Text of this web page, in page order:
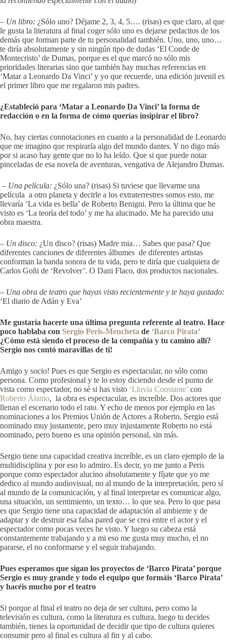
– Un libro: ¿Sólo uno? Déjame 2, 3, 4, 5…. (risas) es que claro, al que
le gusta la literatura al final coger sólo uno es dejarse pedacitos de los
demás que forman parte de tu personalidad también. Uno, uno, uno…
te diría absolutamente y sin ningún tipo de dudas ‘El Conde de
Montecristo’ de Dumas, porque es el que marcó no sólo mis
prioridades literarias sino que también hay muchas referencias en
‘Matar a Leonardo Da Vinci’ y yo que recuerde, una edición juvenil es
el primer libro que me regalaron mis padres.
¿Estableció para ‘Matar a Leonardo Da Vinci’ la forma de
redacción o en la forma de cómo querías insipirar el libro?
No, hay ciertas connotaciones en cuanto a la personalidad de Leonardo
que me imagino que respiraría algo del mundo dantes. Y no digo más
por si acaso hay gente que no lo ha leído. Que si que puede notar
pinceladas de esa novela de aventuras, vengativa de Alejandro Dumas.
– Una película: ¿Sólo una? (risas) Si tuviese que llevarme una
película a otro planeta y decirle a los extraterrestres somos esto, me
llevaría ‘La vida es bella’ de Roberto Benigni. Pero la última que he
visto es ‘La teoría del todo’ y me ha alucinado. Me ha parecido una
obra maestra.
– Un disco: ¿Un disco? (risas) Madre mia… Sabes que pasa? Que
diferentes canciones de diferentes álbumes de diferentes artistas
conforman la banda sonora de tu vida, pero te diría que cualquiera de
Carlos Goñi de ‘Revolver’. O Dani Flaco, dos productos nacionales.
– Una obra de teatro que hayas visto recientemente y te haya gustado:
‘El diario de Adán y Eva’
Me gustaría hacerte una última pregunta referente al teatro. Hace
poco hablaba con Sergio Peris-Mencheta de ‘Barco Pirata’
¿Cómo está siendo el proceso de la compañía y tu camino allí?
Sergio nos contó maravillas de ti!
Amigo y socio! Pues es que Sergio es espectacular, no sólo como
persona. Como profesional y te lo estoy diciendo desde el punto de
vista como espectador, no sé si has visto ‘Lluvia Constante’ con
Roberto Álamo, la obra es espectacular, es increíble. Dos actores que
llenan el escenario todo el rato. Y echo de menos por ejemplo en las
nominaciones a los Premios Unión de Actores a Roberto, Sergio está
nominado muy justamente, pero muy injustamente Roberto no está
nominado, pero bueno es una opinión personal, sin más.
Sergio tiene una capacidad creativa increíble, es un claro ejemplo de la
multidisciplina y por eso lo admiro. Es decir, yo me junto a Peris
porque como espectador alucino absolutamente y fíjate que yo me
dedico al mundo audiovisual, no al mundo de la interpretación, pero sí
al mundo de la comunicación, y al final interpretar es comunicar algo,
una situación, un sentimiento, un texto… lo que sea. Pero lo que pasa
es que Sergio tiene una capacidad de adaptación al ambiente y de
adaptar y de destruir esa falsa pared que se crea entre el actor y el
espectador como pocas veces he visto. Y luego su cabeza está
constantemente trabajando y a mi eso me gusta muy mucho, el no
pararse, el no conformarse y el seguir trabajando.
Pues esperamos que sigan los proyectos de ‘Barco Pirata’ porque
Sergio es muy grande y todo el equipo que formáis ‘Barco Pirata’
y hacéis mucho por el teatro
Si porque al final el teatro no deja de ser cultura, pero como la
televisión es cultura, como la literatura es cultura, luego tu decides
también, tienes la oportunidad de decidir que tipo de cultura quieres
consumir pero al final es cultura al fin y al cabo.